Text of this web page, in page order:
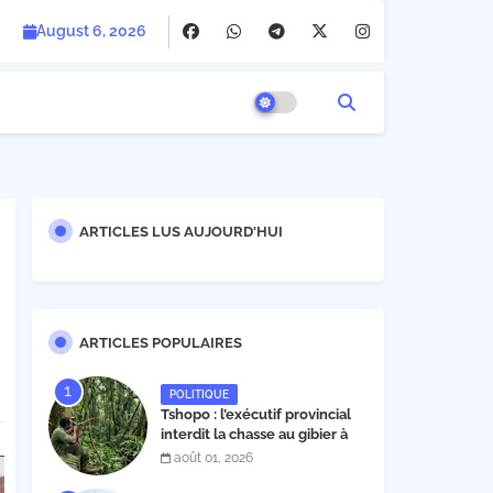
August 6, 2026
ARTICLES LUS AUJOURD'HUI
ARTICLES POPULAIRES
POLITIQUE
Tshopo : l’exécutif provincial
interdit la chasse au gibier à
poil et à plume du 1er août au
août 01, 2026